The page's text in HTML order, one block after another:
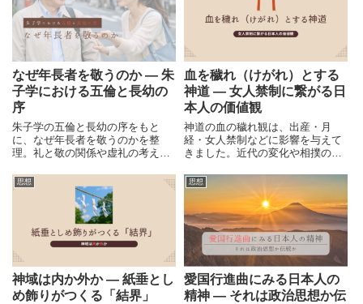
なぜ年長者を敬うのか ― 朱
子学における五倫と長幼の
序
朱子学の五倫と長幼の序をもと
に、なぜ年長者を敬うのかを整
理。礼と敬の関係や虚礼の考え
まで、江戸時代の思想から人間関
係を読み解きます。
血を穢れ（けがれ）とする
神道 ― 女人禁制に繋がる日
本人の価値観
神道の血の穢れ観は、出産・月
経・女人禁制などに影響を与えて
きました。近代の変化や相撲の女
現代をつなぎます。
思想
神域は内か外か ― 紙垂とし
め飾りがつくる「結界」
思想
愛国行進曲にみる日本人の
精神 ― それは政治思想か伝